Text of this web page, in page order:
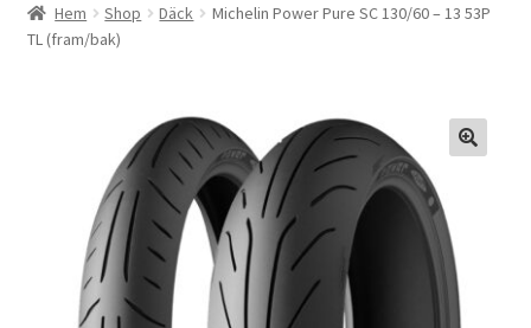
Slangar & fälgband
Däcktest
Märken
Hem Shop Däck
Michelin Power Pure SC 130/60 – 13 53P
TL (fram/bak)